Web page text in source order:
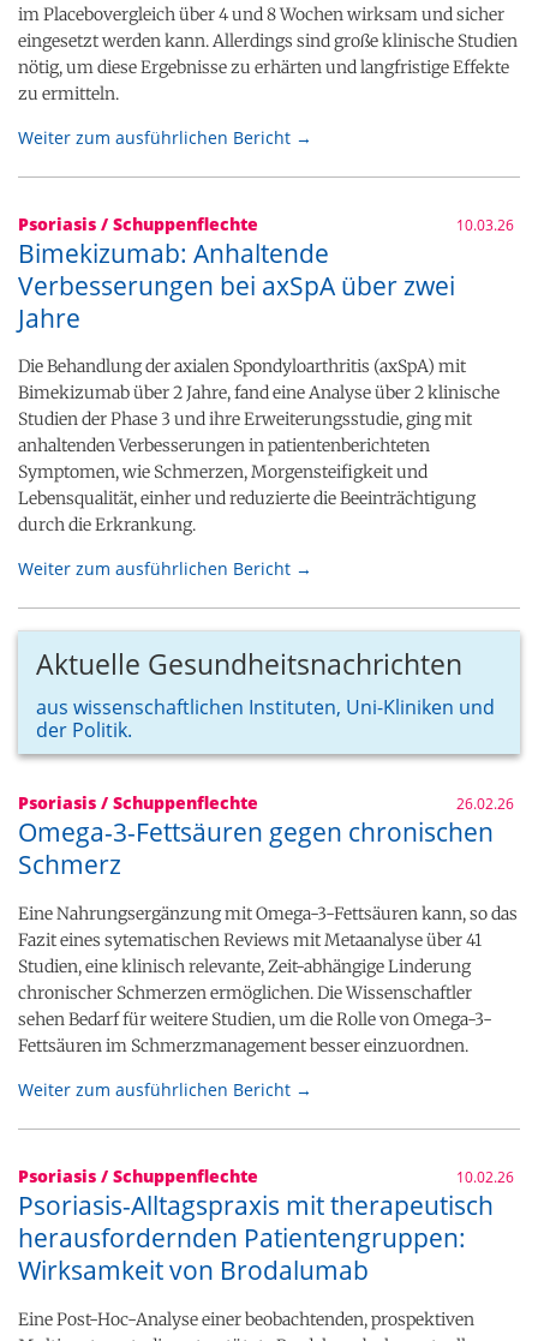
im Placebovergleich über 4 und 8 Wochen wirksam und sicher
eingesetzt werden kann. Allerdings sind große klinische Studien
nötig, um diese Ergebnisse zu erhärten und langfristige Effekte
zu ermitteln.
Weiter zum ausführlichen Bericht →
Psoriasis / Schuppenflechte 10.03.26
Bimekizumab: Anhaltende
Verbesserungen bei axSpA über zwei
Jahre
Die Behandlung der axialen Spondyloarthritis (axSpA) mit
Bimekizumab über 2 Jahre, fand eine Analyse über 2 klinische
Studien der Phase 3 und ihre Erweiterungsstudie, ging mit
anhaltenden Verbesserungen in patientenberichteten
Symptomen, wie Schmerzen, Morgensteifigkeit und
Lebensqualität, einher und reduzierte die Beeinträchtigung
durch die Erkrankung.
Weiter zum ausführlichen Bericht →
Aktuelle Gesundheitsnachrichten
aus wissenschaftlichen Instituten, Uni-Kliniken und
der Politik.
Psoriasis / Schuppenflechte 26.02.26
Omega-3-Fettsäuren gegen chronischen
Schmerz
Eine Nahrungsergänzung mit Omega-3-Fettsäuren kann, so das
Fazit eines sytematischen Reviews mit Metaanalyse über 41
Studien, eine klinisch relevante, Zeit-abhängige Linderung
chronischer Schmerzen ermöglichen. Die Wissenschaftler
sehen Bedarf für weitere Studien, um die Rolle von Omega-3-
Fettsäuren im Schmerzmanagement besser einzuordnen.
Weiter zum ausführlichen Bericht →
Psoriasis / Schuppenflechte 10.02.26
Psoriasis-Alltagspraxis mit therapeutisch
herausfordernden Patientengruppen:
Wirksamkeit von Brodalumab
Eine Post-Hoc-Analyse einer beobachtenden, prospektiven